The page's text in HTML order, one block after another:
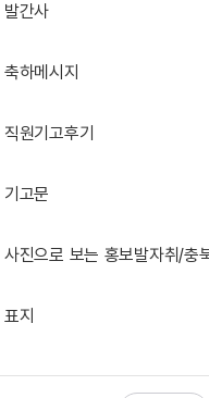
발간사
축하메시지
직원기고후기
기고문
사진으로 보는 홍보발자취/충
표지